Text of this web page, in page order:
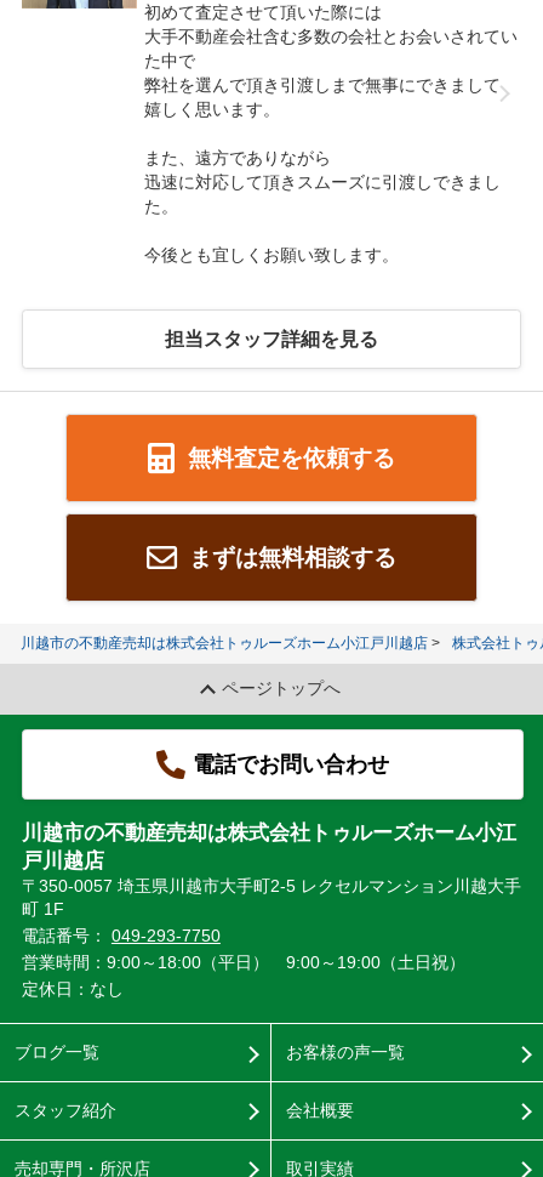
初めて査定させて頂いた際には
大手不動産会社含む多数の会社とお会いされてい
た中で
弊社を選んで頂き引渡しまで無事にできまして
嬉しく思います。
また、遠方でありながら
迅速に対応して頂きスムーズに引渡しできまし
た。
今後とも宜しくお願い致します。
担当スタッフ詳細を見る
無料査定を依頼する
まずは無料相談する
川越市の不動産売却は株式会社トゥルーズホーム小江戸川越店 株式会社ト
ページトップへ
電話でお問い合わせ
川越市の不動産売却は株式会社トゥルーズホーム小江
戸川越店
〒350-0057 埼玉県川越市大手町2-5 レクセルマンション川越大手
町 1F
電話番号： 049-293-7750
営業時間：9:00～18:00（平日） 9:00～19:00（土日祝）
定休日：なし
ブログ一覧
スタッフ紹介
売却専門・所沢店
お客様の声一覧
会社概要
取引実績